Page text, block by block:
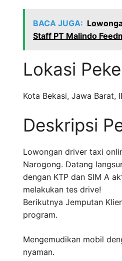
BACA JUGA:
Staff PT Malindo
Lokasi
Kota Bekasi, Jawa Barat,
Deskripsi
Lowongan driver taxi
Narogong. Datang
dengan KTP dan SIM A
melakukan tes drive!
Berikutnya Jemputan
program.
Mengemudikan mobil
nyaman.